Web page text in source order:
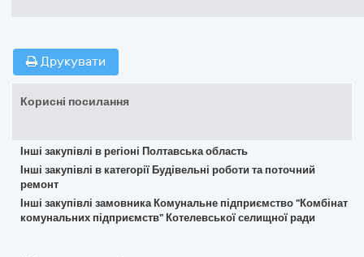
Друкувати
Корисні посилання
Інші закупівлі в регіоні Полтавська область
Інші закупівлі в категорії Будівельні роботи та поточний
ремонт
Інші закупівлі замовника Комунальне підприємство "Комбінат
комунальних підприємств" Котелевської селищної ради